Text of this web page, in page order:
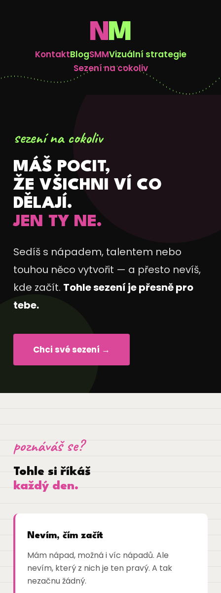
NM
KontaktBlogSMMVizuální strategie
Sezení na cokoliv
sezení na cokoliv
MÁŠ POCIT,
ŽE VŠICHNI VÍ CO
DĚLAJÍ.
JEN TY NE.
Sedíš s nápadem, talentem nebo
touhou něco vytvořit — a přesto nevíš,
kde začít. Tohle sezení je přesně pro
tebe.
Chci své sezení →
poznáváš se?
Tohle si říkáš
každý den.
Nevím, čím začít
Mám nápad, možná i víc nápadů. Ale
nevím, který z nich je ten pravý. A tak
nezačnu žádný.